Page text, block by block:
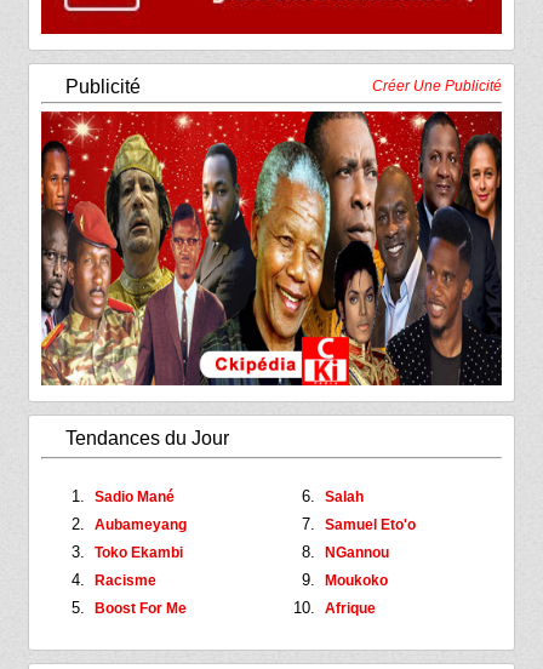
Publicité Créer Une Publicité
Tendances du Jour
Sadio Mané
Aubameyang
Toko Ekambi
Racisme
Boost For Me
Salah
Samuel Eto'o
NGannou
Moukoko
Afrique